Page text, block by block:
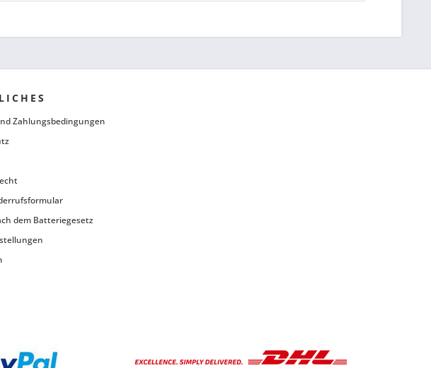
Zahlungsbedingungen
dem Batteriegesetz